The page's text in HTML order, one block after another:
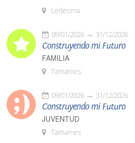
Ledesma
09/01/2026 31/12/2026
Construyendo mi Futuro
FAMILIA
Tamames
09/01/2026 31/12/2026
Construyendo mi Futuro
JUVENTUD
Tamames